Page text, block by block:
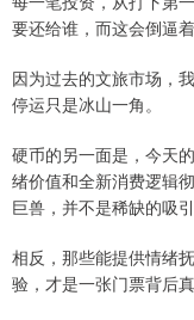
要还给谁，而这会倒逼
因为过去的文旅市场，
停运只是冰山一角。
硬币的另一面是，今天
绪价值和全新消费逻辑
巨兽，并不是稀缺的吸引
相反，那些能提供情绪
验，才是一张门票背后